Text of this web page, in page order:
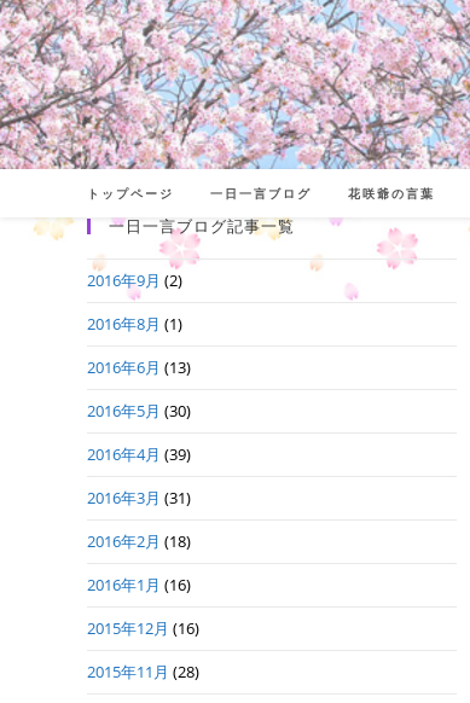
コ
ン
テ
ン
ツ
トップページ 一日一言ブログ 花咲爺の言葉
一日一言ブログ記事一覧
2016年9月 (2)
2016年8月 (1)
2016年6月 (13)
2016年5月 (30)
2016年4月 (39)
2016年3月 (31)
2016年2月 (18)
2016年1月 (16)
2015年12月 (16)
2015年11月 (28)